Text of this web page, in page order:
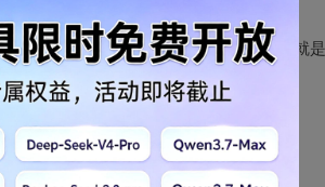
试。
据程序的逻辑结构进行测试。单元测试就
每个单元的实现的正确性